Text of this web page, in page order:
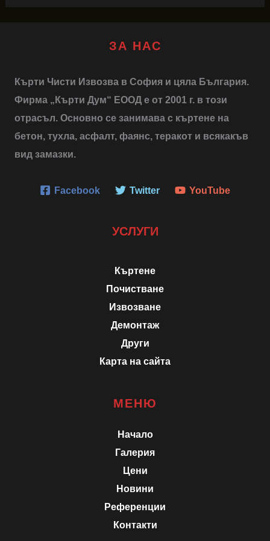
ЗА НАС
Кърти Чисти Извозва в София и цяла България.
Фирма „Кърти Дум“ ЕООД е от 2001 г. в този
отрасъл. Основно се занимава с къртене на
бетон, тухла, асфалт, фаянс, теракот и всякакъв
вид замазки.
Facebook Twitter YouTube
УСЛУГИ
Къртене
Почистване
Извозване
Демонтаж
Други
Карта на сайта
МЕНЮ
Начало
Галерия
Цени
Новини
Референции
Контакти